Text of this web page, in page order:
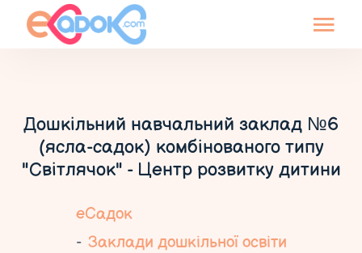
Дошкільний навчальний заклад №6
(ясла-садок) комбінованого типу
"Світлячок" - Центр розвитку дитини
еСадок
Заклади дошкільної освіти